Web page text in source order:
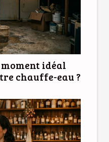
idéal
chauffe-eau ?